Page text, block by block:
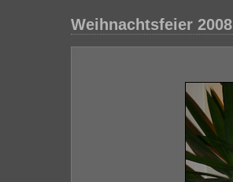
Weihnachtsfeier 2008